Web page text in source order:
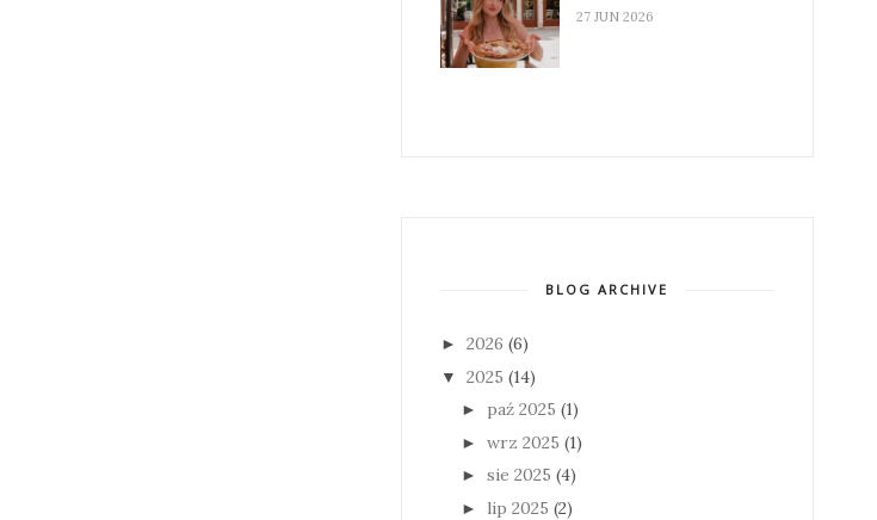
27 JUN 2026
BLOG ARCHIVE
► 2026 (6)
▼ 2025 (14)
► paź 2025 (1)
► wrz 2025 (1)
► sie 2025 (4)
► lip 2025 (2)